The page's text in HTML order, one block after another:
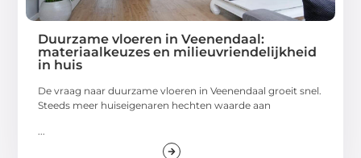
Duurzame vloeren in Veenendaal:
materiaalkeuzes en milieuvriendelijkheid
in huis
De vraag naar duurzame vloeren in Veenendaal groeit snel.
Steeds meer huiseigenaren hechten waarde aan
...